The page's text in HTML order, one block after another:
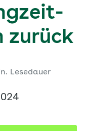
zurück
Lesedauer